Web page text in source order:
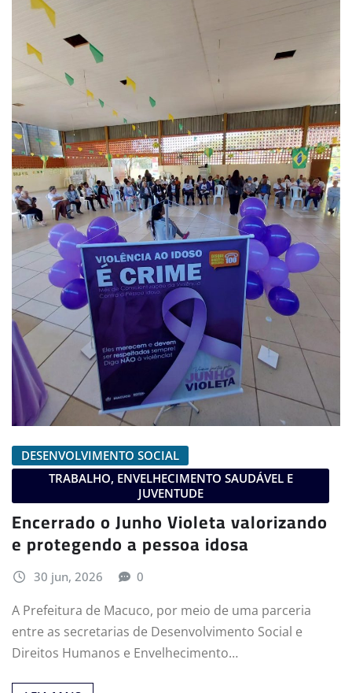
DESENVOLVIMENTO SOCIAL
TRABALHO, ENVELHECIMENTO SAUDÁVEL E
JUVENTUDE
Encerrado o Junho Violeta valorizando
e protegendo a pessoa idosa
30 jun, 2026 0
A Prefeitura de Macuco, por meio de uma parceria
entre as secretarias de Desenvolvimento Social e
Direitos Humanos e Envelhecimento…